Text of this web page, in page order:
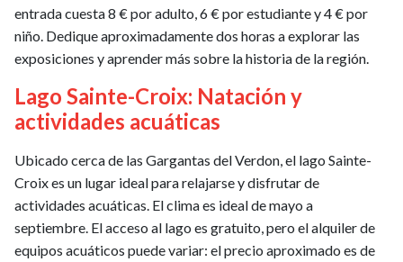
entrada cuesta 8 € por adulto, 6 € por estudiante y 4 € por
niño. Dedique aproximadamente dos horas a explorar las
exposiciones y aprender más sobre la historia de la región.
Lago Sainte-Croix: Natación y
actividades acuáticas
Ubicado cerca de las Gargantas del Verdon, el lago Sainte-
Croix es un lugar ideal para relajarse y disfrutar de
actividades acuáticas. El clima es ideal de mayo a
septiembre. El acceso al lago es gratuito, pero el alquiler de
equipos acuáticos puede variar: el precio aproximado es de